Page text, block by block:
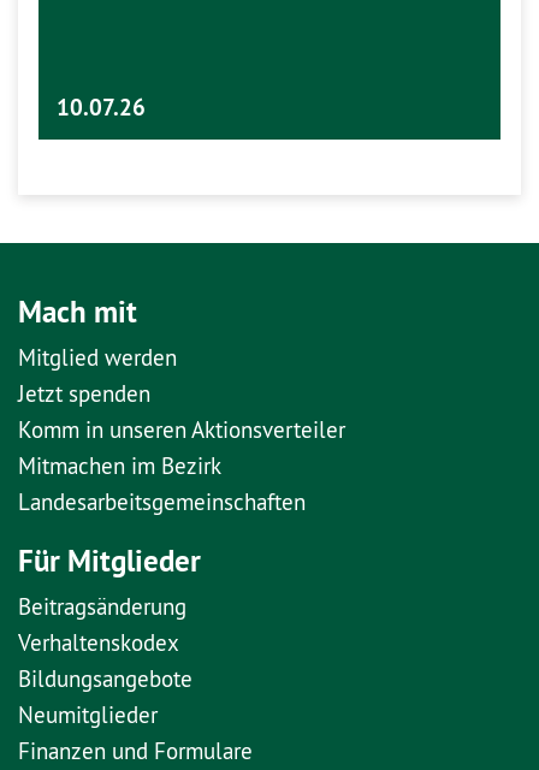
10.07.26
Mach mit
Mitglied werden
Jetzt spenden
Komm in unseren Aktionsverteiler
Mitmachen im Bezirk
Landesarbeitsgemeinschaften
Für Mitglieder
Beitragsänderung
Verhaltenskodex
Bildungsangebote
Neumitglieder
Finanzen und Formulare